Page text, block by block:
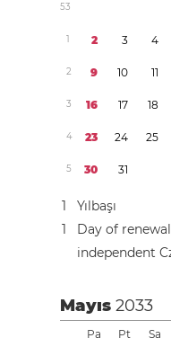
53
1 2 3 4
2 9 10 11
3 16 17 18
4 23 24 25
5 30 31
1
Yılbaşı
1
Day of
independent
Mayıs2033
Pa Pt Sa